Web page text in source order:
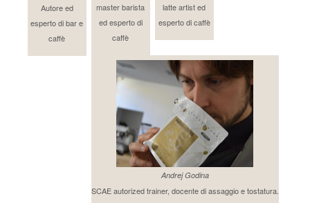
Autore ed
esperto di bar e
caffè
master barista
ed esperto di
caffè
latte artist ed
esperto di caffè
Andrej Godina
SCAE autorized trainer, docente di assaggio e tostatura.